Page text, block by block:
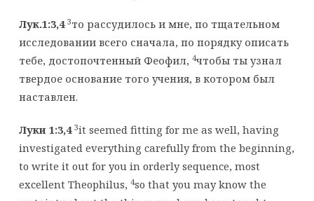
Лук.1:3,4 3то рассудилось и мне, по тщательном
исследовании всего сначала, по порядку описать
тебе, достопочтенный Феофил, 4чтобы ты узнал
твердое основание того учения, в котором был
наставлен.
Луки 1:3,4 3it seemed fitting for me as well, having
investigated everything carefully from the beginning,
to write it out for you in orderly sequence, most
excellent Theophilus, 4so that you may know the